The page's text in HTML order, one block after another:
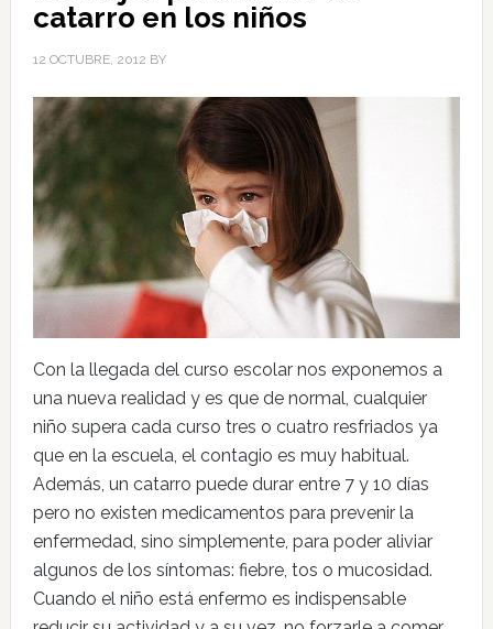
catarro en los niños
12 OCTUBRE, 2012 BY
Con la llegada del curso escolar nos exponemos a
una nueva realidad y es que de normal, cualquier
niño supera cada curso tres o cuatro resfriados ya
que en la escuela, el contagio es muy habitual.
Además, un catarro puede durar entre 7 y 10 días
pero no existen medicamentos para prevenir la
enfermedad, sino simplemente, para poder aliviar
algunos de los síntomas: fiebre, tos o mucosidad.
Cuando el niño está enfermo es indispensable